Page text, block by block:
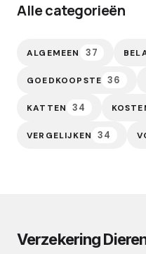
Alle categorieën
ALGEMEEN 37
GOEDKOOPSTE 36
KATTEN 34
VERGELIJKEN 34
Verzekering